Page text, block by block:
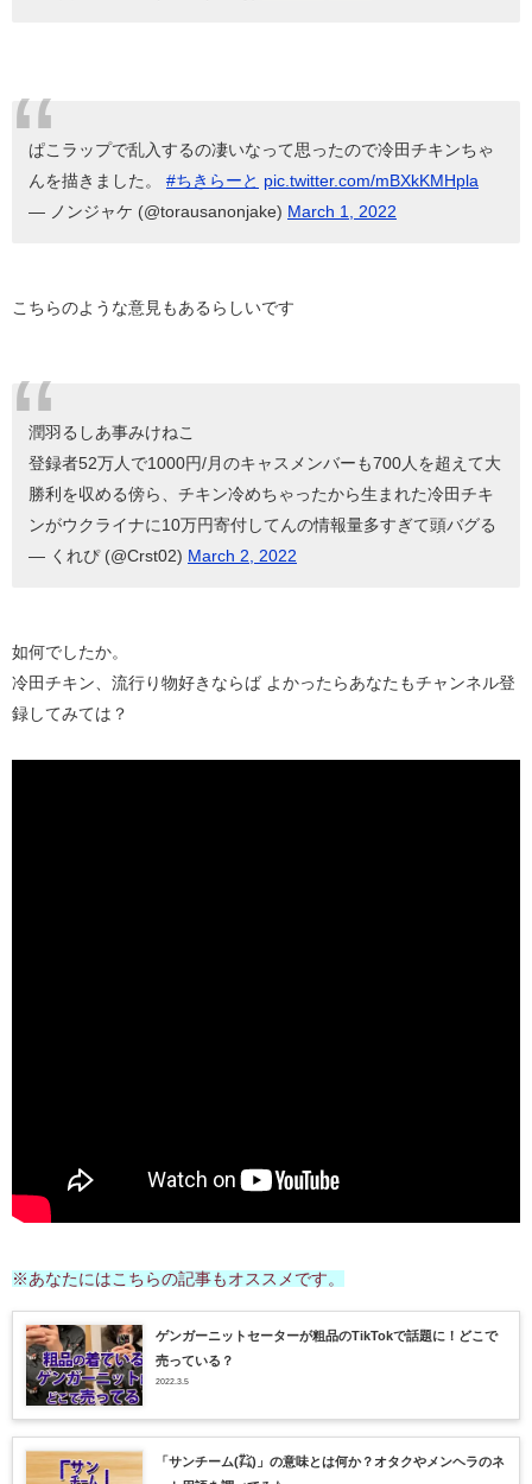
ぱこラップで乱入するの凄いなって思ったので冷田チキンちゃ
んを描きました。 #ちきらーと pic.twitter.com/mBXkKMHpla
— ノンジャケ (@torausanonjake) March 1, 2022
こちらのような意見もあるらしいです
潤羽るしあ事みけねこ
登録者52万人で1000円/月のキャスメンバーも700人を超えて大
勝利を収める傍ら、チキン冷めちゃったから生まれた冷田チキ
ンがウクライナに10万円寄付してんの情報量多すぎて頭バグる
— くれぴ (@Crst02) March 2, 2022
如何でしたか。
冷田チキン、流行り物好きならば よかったらあなたもチャンネル登
録してみては？
※あなたにはこちらの記事もオススメです。
ゲンガーニットセーターが粗品のTikTokで話題に！どこで
売っている？
2022.3.5
「サンチーム(㌠)」の意味とは何か？オタクやメンヘラのネ